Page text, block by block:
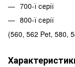
700-ї серії
800-ї серії
(560, 562 Pet, 580,